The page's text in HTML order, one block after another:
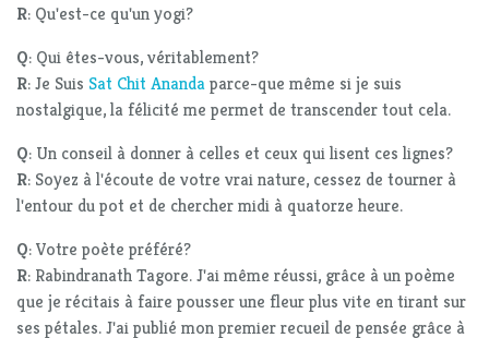
R: Qu'est-ce qu'un yogi?
Q: Qui êtes-vous, véritablement?
R: Je Suis Sat Chit Anandaparce-que même si je suis
nostalgique, la félicité me permet de transcender tout cela.
Q: Un conseil à donner à celles et ceux qui lisent ces lignes?
R: Soyez à l'écoute de votre vrai nature, cessez de tourner à
l'entour du pot et de chercher midi à quatorze heure.
Q: Votre poète préféré?
R: Rabindranath Tagore. J'ai même réussi, grâce à un poème
que je récitais à faire pousser une fleur plus vite en tirant sur
ses pétales. J'ai publié mon premier recueil de pensée grâce à